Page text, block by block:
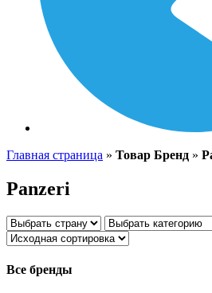
Главная страница » Товар Бренд »
Panzeri
Все бренды